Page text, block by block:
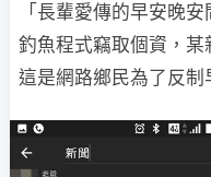
「長輩愛傳的早安晚
釣魚程式竊取個資，
這是網路鄉民為了反制